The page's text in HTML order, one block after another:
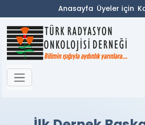
Anasayfa Üyeler için